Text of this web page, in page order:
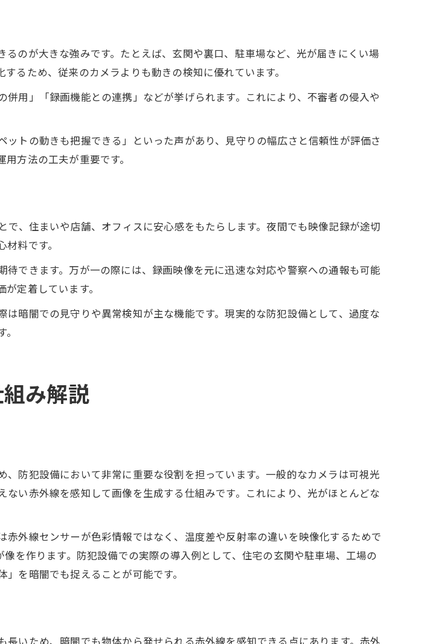
ラで隠しカメラ対策を実践する方法
スマホで防犯設備に活かすテクニック
のが大きな強みです。たとえば、玄関や裏口、駐車場など、光が届きにくい場
るため、従来のカメラよりも動きの検知に優れています。
用」「録画機能との連携」などが挙げられます。これにより、不審者の侵入や
トの動きも把握できる」といった声があり、見守りの幅広さと信頼性が評価さ
方法の工夫が重要です。
、住まいや店舗、オフィスに安心感をもたらします。夜間でも映像記録が途切
料です。
できます。万が一の際には、録画映像を元に迅速な対応や警察への通報も可能
定着しています。
暗闇での見守りや異常検知が主な機能です。現実的な防犯設備として、過度な
み解説
防犯設備において非常に重要な役割を担っています。一般的なカメラは可視光
い赤外線を感知して画像を生成する仕組みです。これにより、光がほとんどな
外線センサーが色彩情報ではなく、温度差や反射率の違いを映像化するためで
を作ります。防犯設備での実際の導入例として、住宅の玄関や駐車場、工場の
を暗闇でも捉えることが可能です。
いため、暗闇でも物体から発せられる赤外線を感知できる点にあります。赤外